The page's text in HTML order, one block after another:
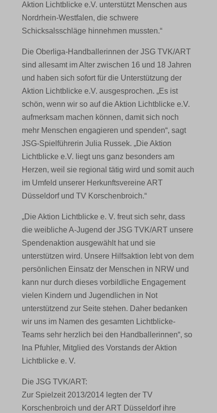
Aktion Lichtblicke e.V. unterstützt Menschen aus
Nordrhein-Westfalen, die schwere
Schicksalsschläge hinnehmen mussten.“
Die Oberliga-Handballerinnen der JSG TVK/ART
sind allesamt im Alter zwischen 16 und 18 Jahren
und haben sich sofort für die Unterstützung der
Aktion Lichtblicke e.V. ausgesprochen. „Es ist
schön, wenn wir so auf die Aktion Lichtblicke e.V.
aufmerksam machen können, damit sich noch
mehr Menschen engagieren und spenden“, sagt
JSG-Spielführerin Julia Russek. „Die Aktion
Lichtblicke e.V. liegt uns ganz besonders am
Herzen, weil sie regional tätig wird und somit auch
im Umfeld unserer Herkunftsvereine ART
Düsseldorf und TV Korschenbroich.“
„Die Aktion Lichtblicke e. V. freut sich sehr, dass
die weibliche A-Jugend der JSG TVK/ART unsere
Spendenaktion ausgewählt hat und sie
unterstützen wird. Unsere Hilfsaktion lebt von dem
persönlichen Einsatz der Menschen in NRW und
kann nur durch dieses vorbildliche Engagement
vielen Kindern und Jugendlichen in Not
unterstützend zur Seite stehen. Daher bedanken
wir uns im Namen des gesamten Lichtblicke-
Teams sehr herzlich bei den Handballerinnen“, so
Ina Pfuhler, Mitglied des Vorstands der Aktion
Lichtblicke e. V.
Die JSG TVK/ART:
Zur Spielzeit 2013/2014 legten der TV
Korschenbroich und der ART Düsseldorf ihre